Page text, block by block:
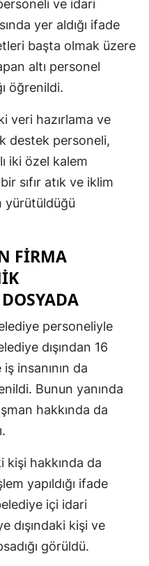
ve idari
yer aldığı ifade
başta olmak üzere
altı personel
öğrenildi.
veri hazırlama ve
destek personeli,
iki özel kalem
sıfır atık ve iklim
yürütüldüğü
FIRMA
personeliyle
dışından 16
insanının da
Bunun yanında
hakkında da
kişi hakkında da
yapıldığı ifade
içi idari
dışındaki kişi ve
görüldü.